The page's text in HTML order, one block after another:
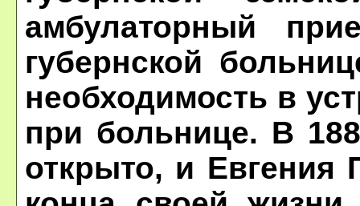
амбулаторный
губернской
необходимость в
при больнице. В
открыто, и Евгения